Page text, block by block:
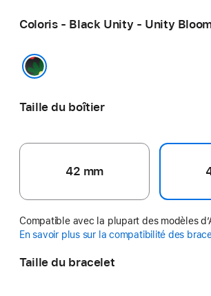
Coloris - Black Unity - Unity
Taille du boîtier
42 mm
Compatible avec la plupart des modèles
En savoir plus sur la compatibilité des
Taille du bracelet